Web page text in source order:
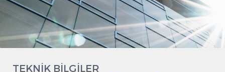
TEKNİK BİLGİLER